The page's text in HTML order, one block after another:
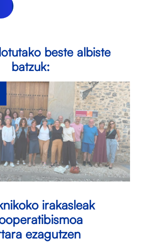
beste albiste
batzuk:
irakasleak
ezagutzen